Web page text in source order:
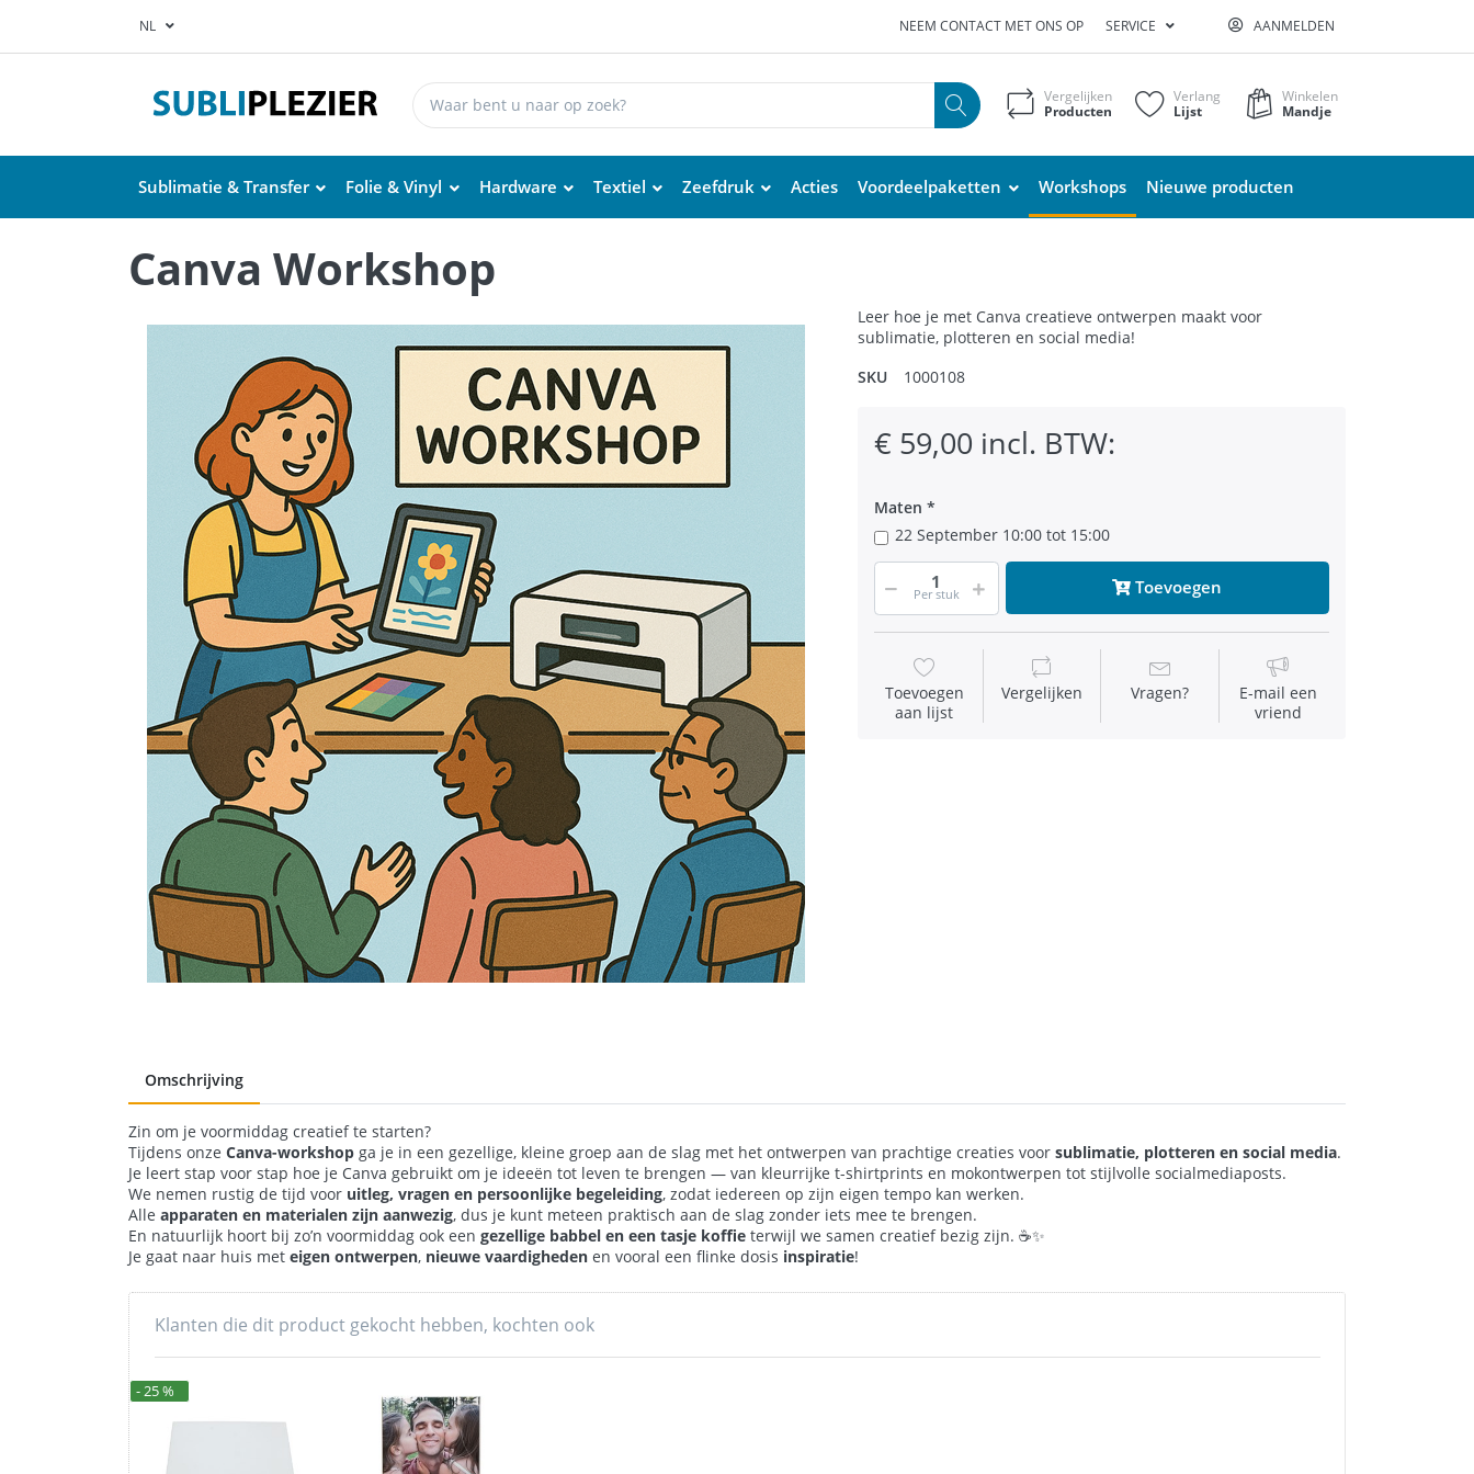
NL NEEM CONTACT MET ONS OP SERVICE AANMELDEN
Vergelijken
Producten
Verlang
Lijst
Winkelen
Mandje
Sublimatie & Transfer Folie & Vinyl Hardware Textiel Zeefdruk Acties Voordeelpaketten Workshops Nieuwe producten
Canva Workshop
Leer hoe je met Canva creatieve ontwerpen maakt voor
sublimatie, plotteren en social media!
SKU
1000108
€ 59,00 incl. BTW:
Maten
22 September 10:00 tot 15:00
Per stuk Toevoegen
Toevoegen
aan lijst
Vergelijken Vragen?
E-mail een
vriend
Omschrijving
Zin om je voormiddag creatief te starten?
Tijdens onze Canva-workshop ga je in een gezellige, kleine groep aan de slag met het ontwerpen van prachtige creaties voor sublimatie, plotteren en social media.
Je leert stap voor stap hoe je Canva gebruikt om je ideeën tot leven te brengen — van kleurrijke t-shirtprints en mokontwerpen tot stijlvolle socialmediaposts.
We nemen rustig de tijd voor uitleg, vragen en persoonlijke begeleiding, zodat iedereen op zijn eigen tempo kan werken.
Alle apparaten en materialen zijn aanwezig, dus je kunt meteen praktisch aan de slag zonder iets mee te brengen.
En natuurlijk hoort bij zo’n voormiddag ook een gezellige babbel en een tasje koffie terwijl we samen creatief bezig zijn. ☕✨
Je gaat naar huis met eigen ontwerpen, nieuwe vaardigheden en vooral een flinke dosis inspiratie!
Klanten die dit product gekocht hebben, kochten ook
- 25 %